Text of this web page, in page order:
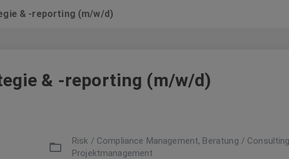
& -reporting (m/w/d)
& -reporting (m/w/d)
Risk / Compliance Management, Beratung /
Projektmanagement